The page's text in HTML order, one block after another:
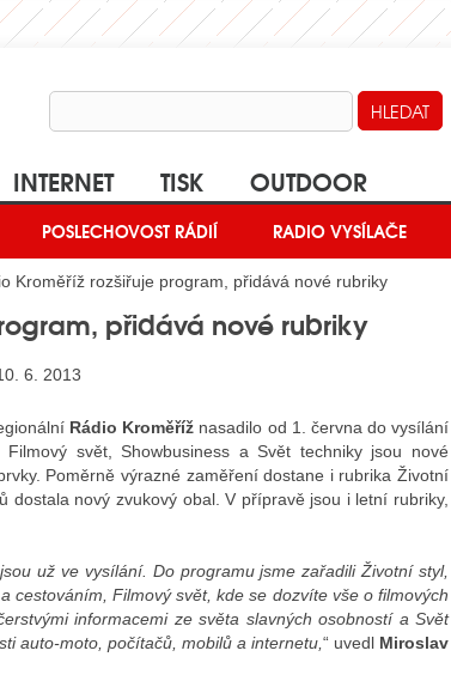
POSLECHOVOST RÁDIÍ RADIO VYSÍLAČE
INTERNET TISK OUTDOOR
Kroměříž rozšiřuje program, přidává nové rubriky
přidává nové rubriky
6. 2013
Rádio Kroměříž nasadilo od 1. června do vysílání
Filmový svět, Showbusiness a Svět techniky jsou nové
Poměrně výrazné zaměření dostane i rubrika Životní
dostala nový zvukový obal. V přípravě jsou i letní rubriky,
už ve vysílání. Do programu jsme zařadili Životní styl,
cestováním, Filmový svět, kde se dozvíte vše o filmových
informacemi ze světa slavných osobností a Svět
auto-moto, počítačů, mobilů a internetu,“ uvedl Miroslav